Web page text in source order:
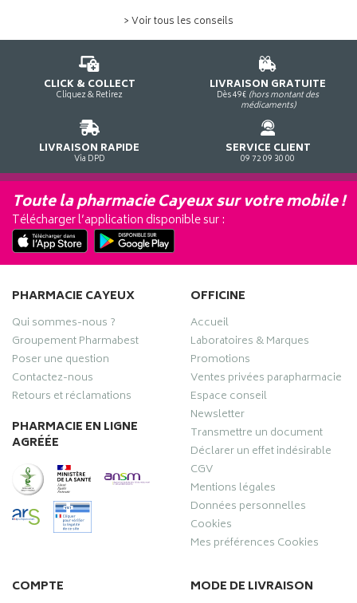
> Voir tous les conseils
CLICK & COLLECT
Cliquez & Retirez
LIVRAISON GRATUITE
Dès 49€ (hors montant des
médicaments)
LIVRAISON RAPIDE
Via DPD
SERVICE CLIENT
09 72 09 30 00
Toute la pharmacie Cayeux sur votre mobile !
Télécharger l’application disponible sur :
PHARMACIE CAYEUX
Qui sommes-nous ?
Groupement Pharmabest
Poser une question
Contactez-nous
Retours et réclamations
PHARMACIE EN LIGNE
AGRÉÉE
OFFICINE
Accueil
Laboratoires & Marques
Promotions
Ventes privées parapharmacie
Espace conseil
Newsletter
Transmettre un document
Déclarer un effet indésirable
CGV
Mentions légales
Données personnelles
Cookies
Mes préférences Cookies
COMPTE MODE DE LIVRAISON